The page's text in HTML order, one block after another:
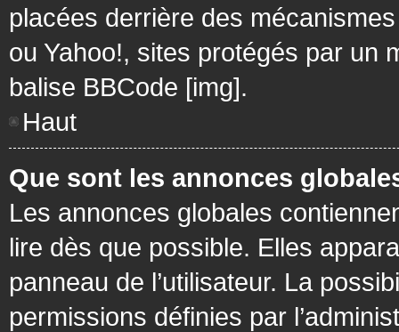
placées derrière des
ou Yahoo!, sites protégés par un
balise BBCode [img].
Haut
Que sont les annonces
Les annonces globales
lire dès que possible. Elles
panneau de l’utilisateur. La
permissions définies par